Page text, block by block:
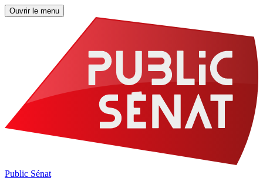
Ouvrir le menu
Public Sénat